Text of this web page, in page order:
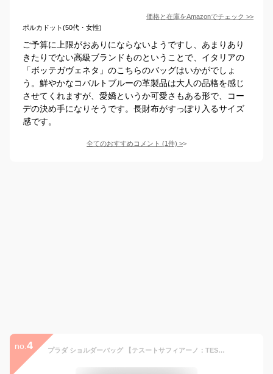
価格と在庫をAmazonでチェック >>
ポルカドット(50代・女性)
ご予算に上限がおありにならないようですし、あまりあり
きたりでない高級ブランドものということで、イタリアの
「ボッテガヴェネタ」のこちらのバッグはいかがでしょ
う。鮮やかなコバルトブルーの革製品は大人の品格を感じ
させてくれますが、愛嬌というか可愛さもある形で、コー
デの決め手になりそうです。長財布がすっぽり入るサイズ
感です。
全てのおすすめコメント (1件) >
no. 4 プラダ ショルダーバッグ 【テスートサフィアーノ：TESSUTO＋SAFFIAN】 2VH113 2DMH V XOP ブラック(F0002 NERO) PRADA